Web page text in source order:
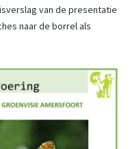
van de presentatie
naar de borrel als